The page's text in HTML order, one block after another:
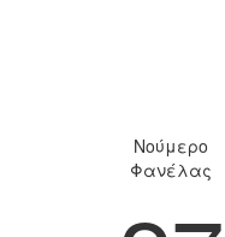
Νούμερο
Φανέλας